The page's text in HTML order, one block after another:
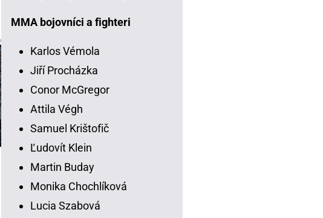
MMA bojovníci a fighteri
Karlos Vémola
Jiří Procházka
Conor McGregor
Attila Végh
Samuel Krištofič
Ľudovít Klein
Martin Buday
Monika Chochlíková
Lucia Szabová